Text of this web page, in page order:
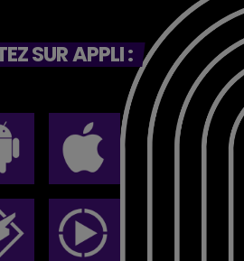
SUR APPLI :